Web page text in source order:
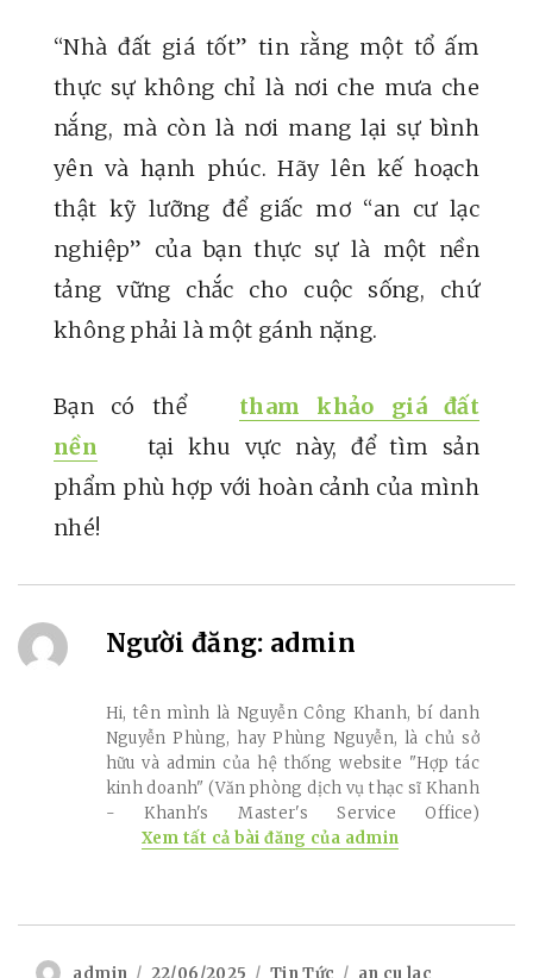
“Nhà đất giá tốt” tin rằng một tổ ấm
thực sự không chỉ là nơi che mưa che
nắng, mà còn là nơi mang lại sự bình
yên và hạnh phúc. Hãy lên kế hoạch
thật kỹ lưỡng để giấc mơ “an cư lạc
nghiệp” của bạn thực sự là một nền
tảng vững chắc cho cuộc sống, chứ
không phải là một gánh nặng.
Bạn có thể
tham khảo giá đất
nền
tại khu vực này, để tìm sản
phẩm phù hợp với hoàn cảnh của mình
nhé!
Người đăng: admin
Hi, tên mình là Nguyễn Công Khanh, bí danh
Nguyễn Phùng, hay Phùng Nguyễn, là chủ sở
hữu và admin của hệ thống website "Hợp tác
kinh doanh" (Văn phòng dịch vụ thạc sĩ Khanh
- Khanh's Master's Service Office)
Xem tất cả bài đăng của admin
Author
admin
Posted
22/06/2025 Categories
Tin Tức Tags
an cu lac